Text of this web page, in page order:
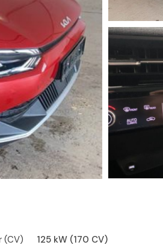
(CV) 125 kW (170 CV)